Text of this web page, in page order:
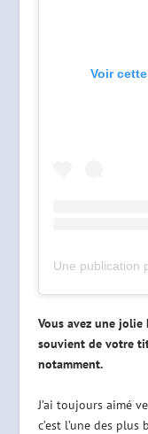
Voir
Vous avez une jolie
souvient de votre
notamment.
J’ai toujours aimé
c’est l’une des